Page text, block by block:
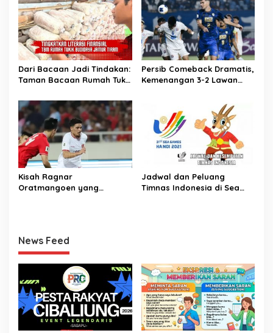
Dari Bacaan Jadi Tindakan:
Taman Bacaan Rumah Tukik
Budidaya Jamur Tiram di
Ujung Kulon
Persib Comeback Dramatis,
Kemenangan 3-2 Lawan
Kisah Ragnar
Oratmangoen yang
Jadwal dan Peluang
Timnas Indonesia di Sea
News Feed